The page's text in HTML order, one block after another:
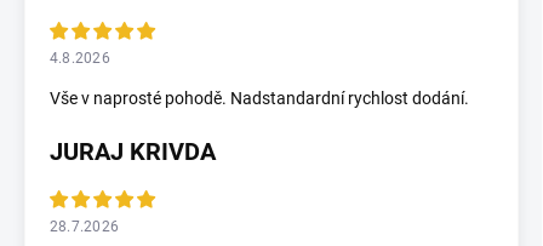
4.8.2026
Vše v naprosté pohodě. Nadstandardní rychlost dodání.
JURAJ KRIVDA
28.7.2026